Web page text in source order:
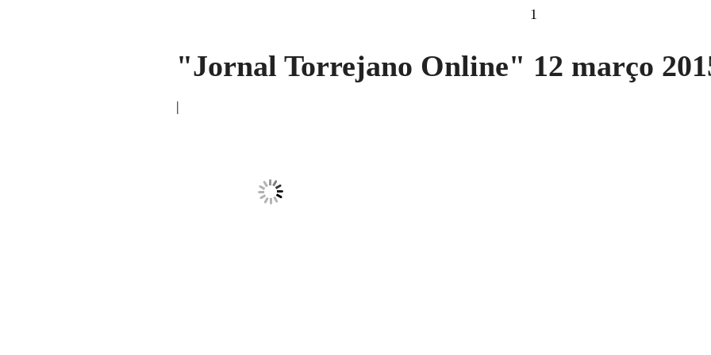
1
"Jornal Torrejano Online" 12 março
|